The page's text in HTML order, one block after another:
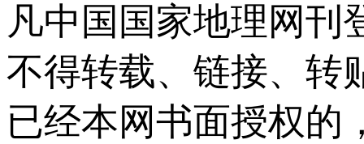
凡中国国家地理网刊
不得转载、链接、转
已经本网书面授权的